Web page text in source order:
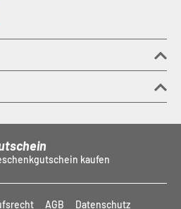
kaufen
AGB Datenschutz